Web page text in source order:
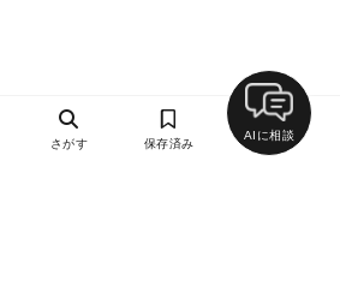
さがす 保存済み
AIに相談